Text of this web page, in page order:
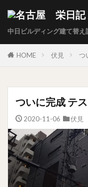
中日ビルディング建て替え
HOME 伏見 つ
ついに完成 テ
2020-11-06 伏見